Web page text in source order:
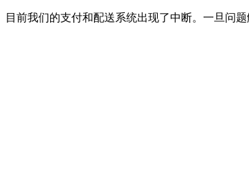
目前我们的支付和配送系统出现了中断。一旦问